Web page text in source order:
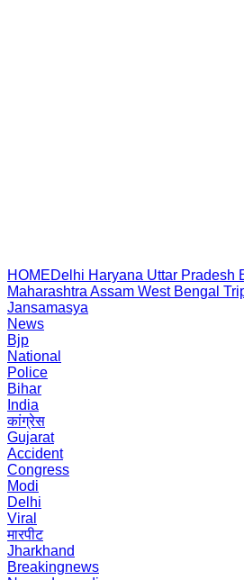
HOMEDelhi Haryana Uttar Pradesh
Maharashtra Assam West Bengal
Jansamasya
News
Bjp
National
Police
Bihar
India
कांग्रेस
Gujarat
Accident
Congress
Modi
Delhi
Viral
मारपीट
Jharkhand
Breakingnews